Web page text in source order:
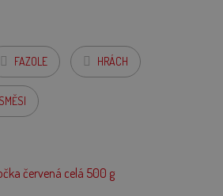
FAZOLE HRÁCH